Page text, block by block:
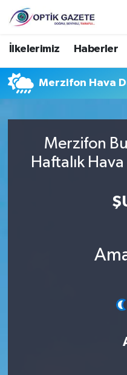
İlkelerimiz Haberler
Merzifon Hava
Merzifon
Haftalık
Nöbetçi Eczaneler
Hava Durumu
Trafik Durumu
Süper Lig Puan